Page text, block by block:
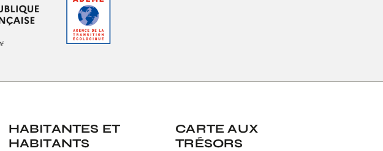
HABITANTES ET
HABITANTS
CARTE AUX
TRÉSORS